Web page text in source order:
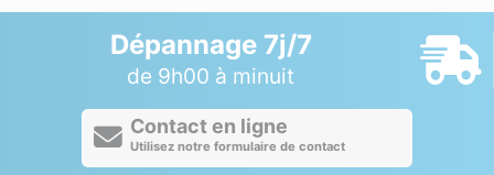
Dépannage 7j/7
de 9h00 à minuit
Contact en ligne
Utilisez notre formulaire de contact